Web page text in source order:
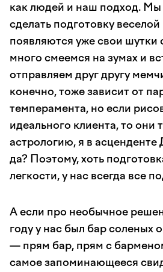
как людей и наш подход. Мы
сделать подготовку веселой
появляются уже свои шутки
много смеемся на зумах и
отправляем друг другу
конечно, тоже зависит от
темперамента, но если
идеального клиента, то они
астрологию, я в асценденте
да? Поэтому, хоть
легкости, у нас всегда все
А если про необычное
году у нас был бар соленых
— прям бар, прям с
самое запоминающееся